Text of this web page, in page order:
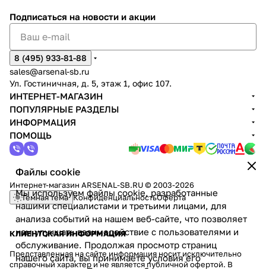
Файлы cookie
Мы используем файлы cookie, разработанные
нашими специалистами и третьими лицами, для
анализа событий на нашем веб-сайте, что позволяет
нам улучшать взаимодействие с пользователями и
обслуживание. Продолжая просмотр страниц
нашего сайта, вы принимаете условия его
Подписаться на новости и акции
8 (495) 933-81-88
sales@arsenal-sb.ru
Ул. Гостиничная, д. 5, этаж 1, офис 107.
ИНТЕРНЕТ-МАГАЗИН
ПОПУЛЯРНЫЕ РАЗДЕЛЫ
ИНФОРМАЦИЯ
ПОМОЩЬ
Интернет-магазин ARSENAL-SB.RU © 2003-2026
Темная тема КонфиденциальностьОферта
КЛИЕНТСКАЯ ИНФОРМАЦИЯ
Представленная на сайте информация носит исключительно
справочный характер и не является публичной офертой. В